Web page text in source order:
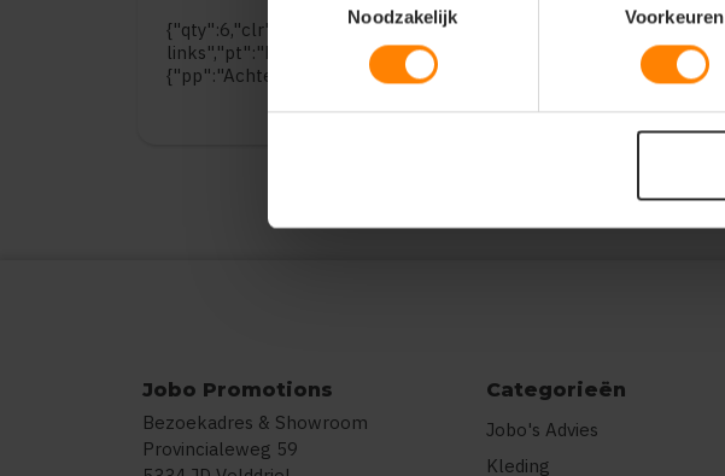
Noodzakelijk
Voorkeuren
{"qty":6,"clr":"dieporanje","szs":{"l":3,"xl":3},"prnts":[{"pp":"Borst
links","pt":"Bedrukking","ct":"Twee kleuren"},
{"pp":"Achterzijde","pt":"Bedrukking","ct":"Twee kleuren"}]}
Jobo Promotions
Bezoekadres & Showroom
Provincialeweg 59
Categorieën
Jobo's Advies
Kleding